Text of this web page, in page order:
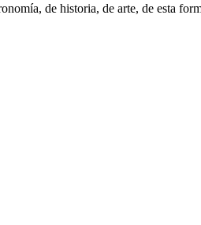
de historia, de arte, de esta